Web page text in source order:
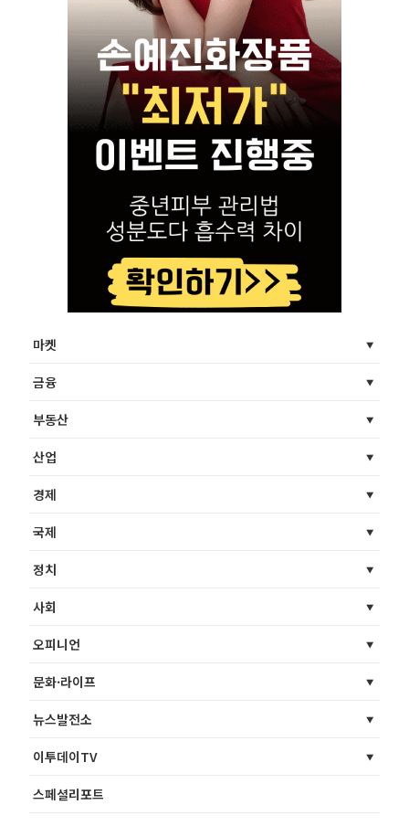
마켓
금융
부동산
산업
경제
국제
정치
사회
오피니언
문화·라이프
뉴스발전소
이투데이TV
스페셜리포트